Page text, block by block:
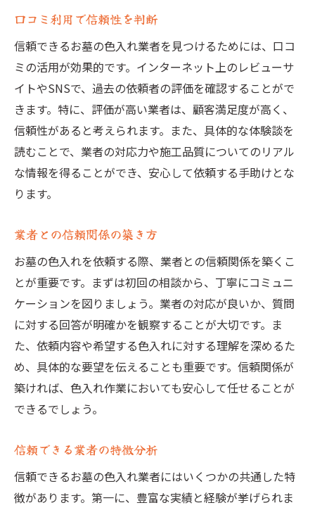
口コミ利用で信頼性を判断
信頼できるお墓の色入れ業者を見つけるためには、口コ
ミの活用が効果的です。インターネット上のレビューサ
イトやSNSで、過去の依頼者の評価を確認することがで
きます。特に、評価が高い業者は、顧客満足度が高く、
信頼性があると考えられます。また、具体的な体験談を
読むことで、業者の対応力や施工品質についてのリアル
な情報を得ることができ、安心して依頼する手助けとな
ります。
業者との信頼関係の築き方
お墓の色入れを依頼する際、業者との信頼関係を築くこ
とが重要です。まずは初回の相談から、丁寧にコミュニ
ケーションを図りましょう。業者の対応が良いか、質問
に対する回答が明確かを観察することが大切です。ま
た、依頼内容や希望する色入れに対する理解を深めるた
め、具体的な要望を伝えることも重要です。信頼関係が
築ければ、色入れ作業においても安心して任せることが
できるでしょう。
信頼できる業者の特徴分析
信頼できるお墓の色入れ業者にはいくつかの共通した特
徴があります。第一に、豊富な実績と経験が挙げられま